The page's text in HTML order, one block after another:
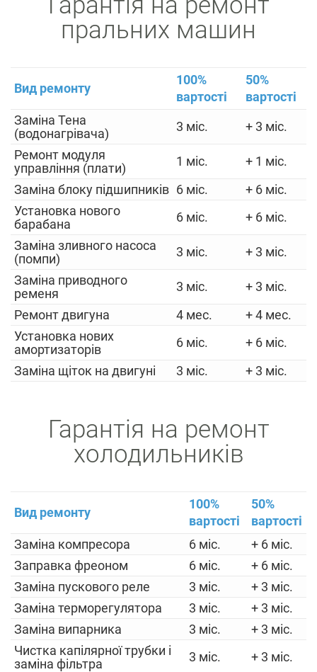
пральних машин
Вид ремонту
100%
вартості
50%
вартості
Заміна Тена
(водонагрівача)
3 міс.
+ 3 міс.
Ремонт модуля
управління (плати)
1 міс.
+ 1 міс.
Заміна блоку підшипників 6 міс.
+ 6 міс.
Установка нового
барабана
6 міс.
+ 6 міс.
Заміна зливного насоса
(помпи)
3 міс.
+ 3 міс.
Заміна приводного
ременя
3 міс.
+ 3 міс.
Ремонт двигуна
4 мес.
+ 4 мес.
Установка нових
амортизаторів
6 міс.
+ 6 міс.
Заміна щіток на двигуні
3 міс. + 3 міс.
Гарантія на ремонт
холодильників
Вид ремонту
100%
вартості
50%
вартості
Заміна компресора
6 міс.
+ 6 міс.
Заправка фреоном
6 міс.
+ 6 міс.
Заміна пускового реле
3 міс.
+ 3 міс.
Заміна терморегулятора
3 міс.
+ 3 міс.
Заміна випарника
3 міс.
+ 3 міс.
Чистка капілярної трубки і
заміна фільтра
3 міс.
+ 3 міс.